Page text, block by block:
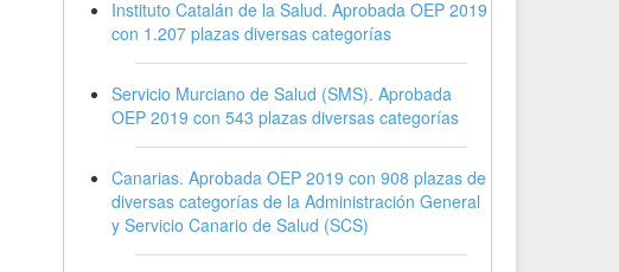
Instituto Catalán de la Salud. Aprobada OEP 2019
con 1.207 plazas diversas categorías
Servicio Murciano de Salud (SMS). Aprobada
OEP 2019 con 543 plazas diversas categorías
Canarias. Aprobada OEP 2019 con 908 plazas de
diversas categorías de la Administración General
y Servicio Canario de Salud (SCS)